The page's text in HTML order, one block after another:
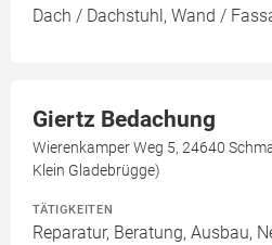
Dach / Dachstuhl, Wand /
Giertz Bedachung
Wierenkamper Weg 5, 24640
Klein Gladebrügge)
TÄTIGKEITEN
Reparatur, Beratung, Ausbau,